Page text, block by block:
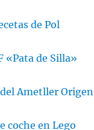
de Pol
«Pata de Silla»
Ametller Origen
coche en Lego